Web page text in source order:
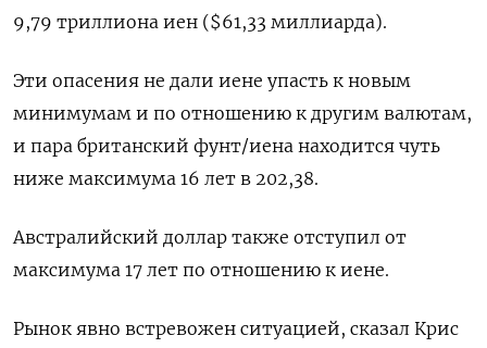
9,79 триллиона иен ($61,33 миллиарда).
Эти опасения не дали иене упасть к новым
минимумам и по отношению к другим валютам,
и пара британский фунт/иена находится чуть
ниже максимума 16 лет в 202,38.
Австралийский доллар также отступил от
максимума 17 лет по отношению к иене.
Рынок явно встревожен ситуацией, сказал Крис